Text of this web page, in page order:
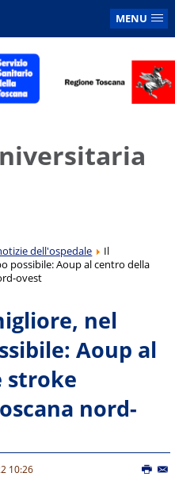
MENU
dell'ospedale
Il
possibile: Aoup al centro della
ovest
nel
Aoup al
stroke
nord-
10:26